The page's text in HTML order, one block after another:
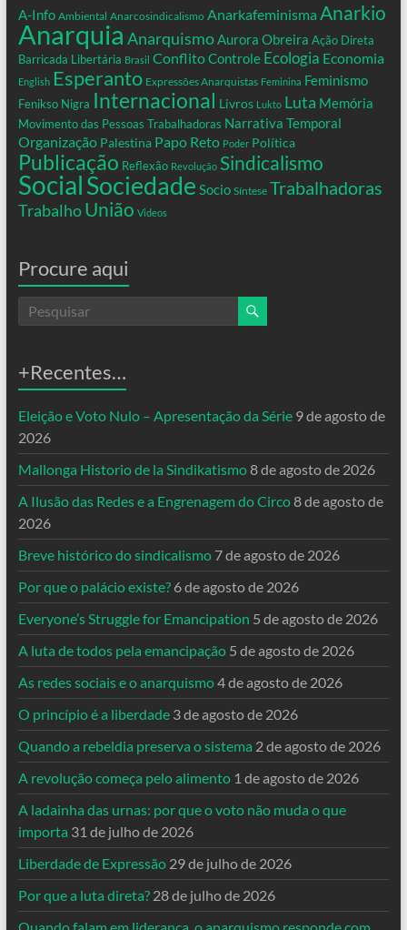
A-Info Ambiental Anarcosindicalismo Anarkafeminisma Anarkio
Anarquia AnarquismoAurora Obreira Ação Direta
Barricada Libertária Brasil ConflitoControle Ecologia Economia
English Esperanto Expressões Anarquistas Feminina Feminismo
Fenikso Nigra Internacional Livros Lukto Luta Memória
Movimento das Pessoas Trabalhadoras Narrativa Temporal
Organização Palestina Papo Reto Poder Política
Publicação Reflexão Revolução Sindicalismo
SocialSociedade Socio Síntese Trabalhadoras
Trabalho União Videos
Procure aqui
+Recentes…
Eleição e Voto Nulo – Apresentação da Série 9 de agosto de
2026
Mallonga Historio de la Sindikatismo8 de agosto de 2026
A Ilusão das Redes e a Engrenagem do Circo8 de agosto de
2026
Breve histórico do sindicalismo 7 de agosto de 2026
Por que o palácio existe? 6 de agosto de 2026
Everyone’s Struggle for Emancipation 5 de agosto de 2026
A luta de todos pela emancipação 5 de agosto de 2026
As redes sociais e o anarquismo4 de agosto de 2026
O princípio é a liberdade 3 de agosto de 2026
Quando a rebeldia preserva o sistema 2 de agosto de 2026
A revolução começa pelo alimento 1 de agosto de 2026
A ladainha das urnas: por que o voto não muda o que
importa 31 de julho de 2026
Liberdade de Expressão 29 de julho de 2026
Por que a luta direta? 28 de julho de 2026